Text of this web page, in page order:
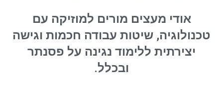
אודי מעצים מורים למוזיקה עם
טכנולוגיה, שיטות עבודה חכמות וגישה
יצירתית ללימוד נגינה על פסנתר
ובכלל.